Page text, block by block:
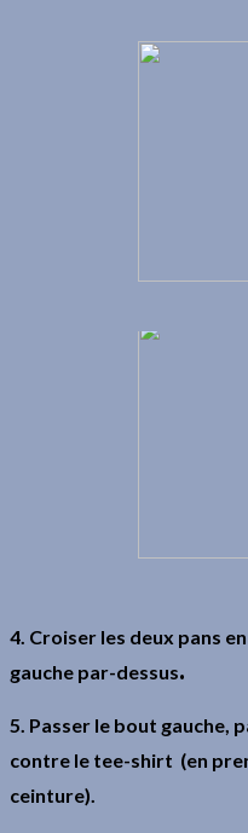
4. Croiser les deux pans
gauche par-dessus.
5. Passer le bout gauche,
contre le tee-shirt (en
ceinture).